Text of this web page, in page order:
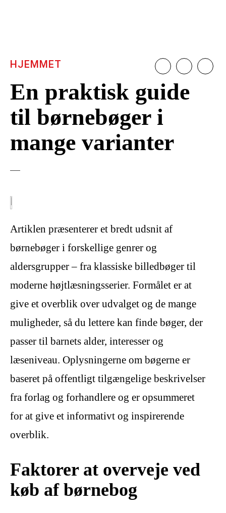
En praktisk guide
til børnebøger i
mange varianter
HJEMMET
Artiklen præsenterer et bredt udsnit af
børnebøger i forskellige genrer og
aldersgrupper – fra klassiske billedbøger til
moderne højtlæsningsserier. Formålet er at
give et overblik over udvalget og de mange
muligheder, så du lettere kan finde bøger, der
passer til barnets alder, interesser og
læseniveau. Oplysningerne om bøgerne er
baseret på offentligt tilgængelige beskrivelser
fra forlag og forhandlere og er opsummeret
for at give et informativt og inspirerende
overblik.
Faktorer at overveje ved
køb af børnebog